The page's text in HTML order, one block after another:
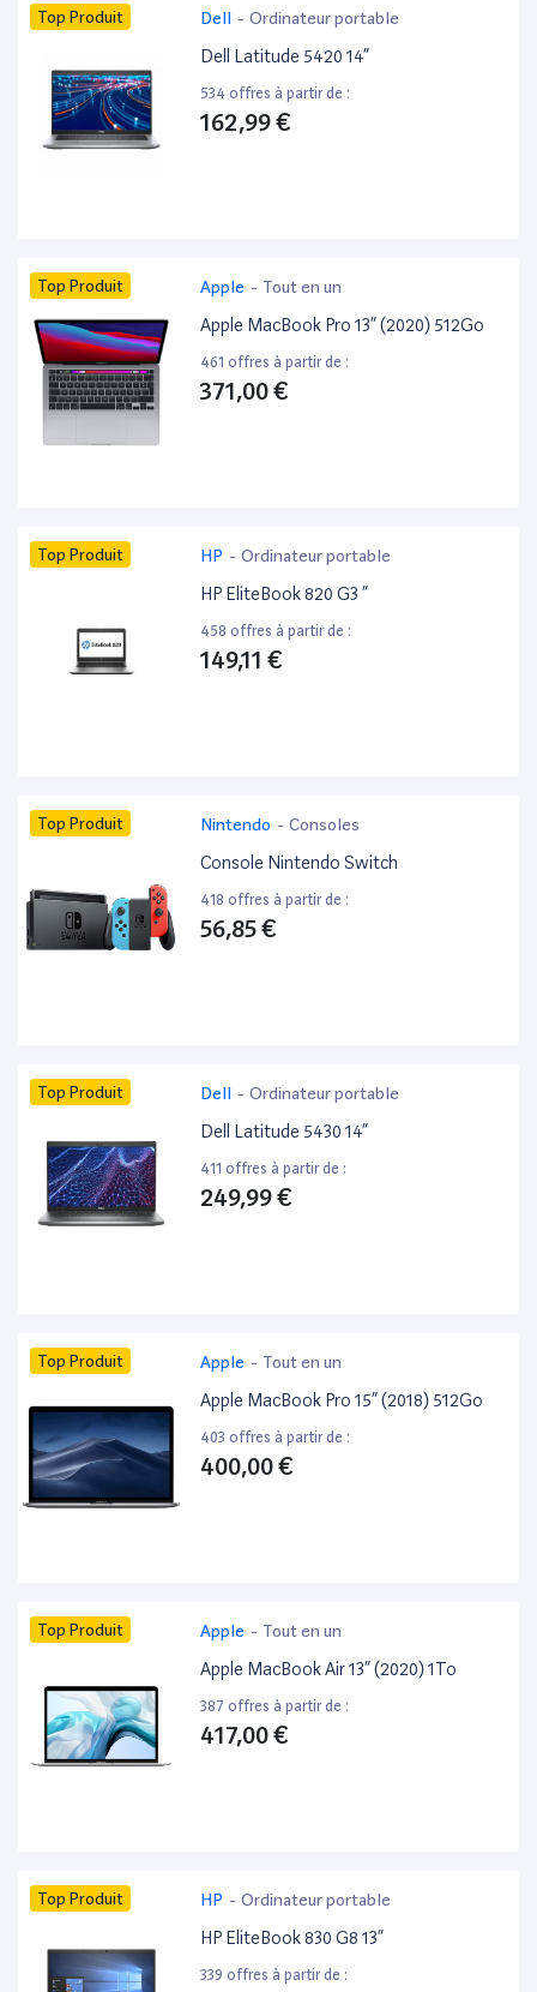
Top Produit Dell - Ordinateur portable
Dell Latitude 5420 14”
534 offres à partir de :
162,99 €
Top Produit Apple - Tout en un
Apple MacBook Pro 13” (2020) 512Go
461 offres à partir de :
371,00 €
Top Produit HP - Ordinateur portable
HP EliteBook 820 G3 ”
458 offres à partir de :
149,11 €
Top Produit Nintendo - Consoles
Console Nintendo Switch
418 offres à partir de :
56,85 €
Top Produit Dell - Ordinateur portable
Dell Latitude 5430 14”
411 offres à partir de :
249,99 €
Top Produit Apple - Tout en un
Apple MacBook Pro 15” (2018) 512Go
403 offres à partir de :
400,00 €
Top Produit Apple - Tout en un
Apple MacBook Air 13” (2020) 1To
387 offres à partir de :
417,00 €
Top Produit HP - Ordinateur portable
HP EliteBook 830 G8 13”
339 offres à partir de :